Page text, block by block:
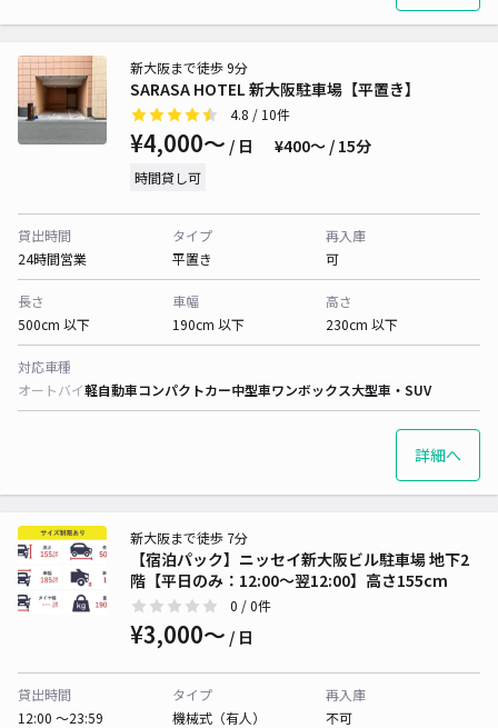
SARASA HOTEL 新大阪駐車場【平置き】
新大阪まで徒歩 9分
4.8 / 10件
¥4,000〜 / 日 ¥400〜 / 15分
時間貸し可
貸出時間
24時間営業
タイプ
平置き
再入庫
可
長さ
500cm 以下
車幅
190cm 以下
高さ
230cm 以下
対応車種
オートバイ軽自動車コンパクトカー中型車ワンボックス大型車・SUV
詳細へ
【宿泊パック】ニッセイ新大阪ビル駐車場 地下2
階【平日のみ：12:00～翌12:00】高さ155cm
新大阪まで徒歩 7分
0 / 0件
¥3,000〜 / 日
貸出時間
12:00 〜23:59
タイプ
機械式（有人）
再入庫
不可